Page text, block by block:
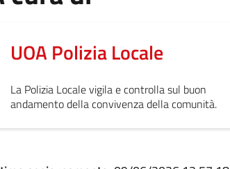
UOA Polizia Locale
La Polizia Locale vigila e controlla sul buon
andamento della convivenza della comunità.